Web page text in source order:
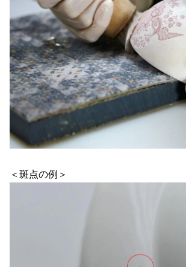
＜斑点の例＞